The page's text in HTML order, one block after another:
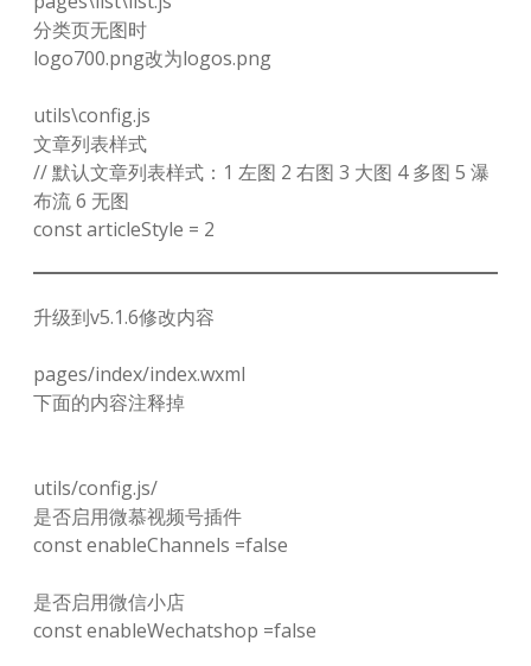
分类页无图时
logo700.png改为logos.png
utils\config.js
文章列表样式
// 默认文章列表样式：1 左图 2 右图 3 大图 4 多图 5 瀑
布流 6 无图
const articleStyle = 2
升级到v5.1.6修改内容
pages/index/index.wxml
下面的内容注释掉
utils/config.js/
是否启用微慕视频号插件
const enableChannels =false
是否启用微信小店
const enableWechatshop =false